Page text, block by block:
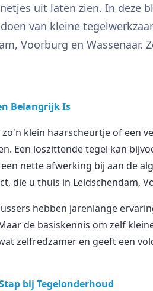
uit laten zien. In deze
van kleine
Voorburg en
Belangrijk Is
klein haarscheurtje of een
Een loszittende tegel kan
nette afwerking bij aan de
die u thuis in Leidschendam,
hebben jarenlange
de basiskennis om zelf
zelfredzamer en geeft een
bij Tegelonderhoud